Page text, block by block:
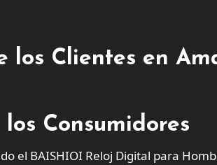
los Clientes en
Consumidores
el BAISHIOI Reloj Digital para